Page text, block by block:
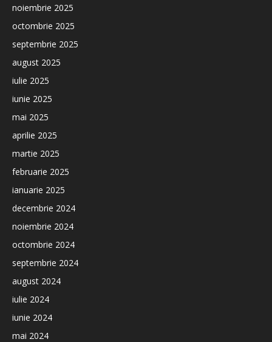
noiembrie 2025
octombrie 2025
septembrie 2025
august 2025
iulie 2025
iunie 2025
mai 2025
aprilie 2025
martie 2025
februarie 2025
ianuarie 2025
decembrie 2024
noiembrie 2024
octombrie 2024
septembrie 2024
august 2024
iulie 2024
iunie 2024
mai 2024